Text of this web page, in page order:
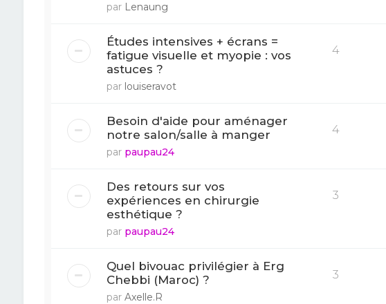
par Lenaung
Études intensives + écrans =
fatigue visuelle et myopie : vos
astuces ?
par louiseravot
4
Besoin d'aide pour aménager
notre salon/salle à manger
par paupau24
4
Des retours sur vos
expériences en chirurgie
esthétique ?
par paupau24
3
Quel bivouac privilégier à Erg
Chebbi (Maroc) ?
par Axelle.R
3